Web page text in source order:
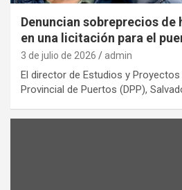
Denuncian sobreprecios de
en una licitación para el
3 de julio de 2026 admin
El director de Estudios y Proyectos
Provincial de Puertos (DPP),